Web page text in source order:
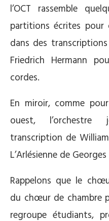
l’OCT rassemble
partitions écrites
dans des
Friedrich Hermann
cordes.
En miroir, comme
ouest, l’orchestre
transcription de
L’Arlésienne de
Rappelons que le
du chœur de chambre
regroupe étudiants,